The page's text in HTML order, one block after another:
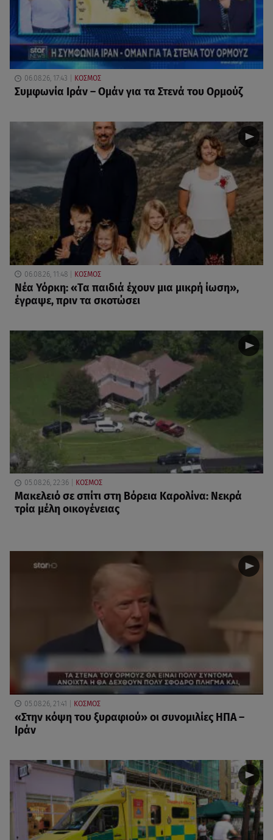
06.08.26, 17:43 ΚΟΣΜΟΣ
Συμφωνία Ιράν – Ομάν για τα Στενά του Ορμούζ
06.08.26, 11:48 ΚΟΣΜΟΣ
Νέα Υόρκη: «Τα παιδιά έχουν μια μικρή ίωση»,
έγραψε, πριν τα σκοτώσει
05.08.26, 22:36 ΚΟΣΜΟΣ
Μακελειό σε σπίτι στη Βόρεια Καρολίνα: Νεκρά
τρία μέλη οικογένειας
05.08.26, 21:41 ΚΟΣΜΟΣ
«Στην κόψη του ξυραφιού» οι συνομιλίες ΗΠΑ –
Ιράν